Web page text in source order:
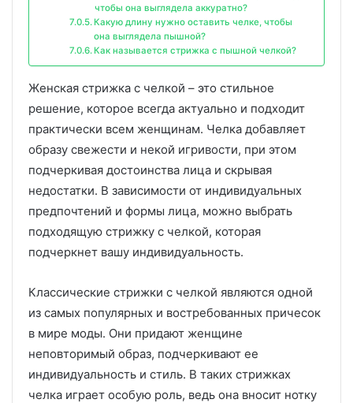
чтобы она выглядела аккуратно?
Какую длину нужно оставить челке, чтобы
она выглядела пышной?
Как называется стрижка с пышной челкой?
Женская стрижка с челкой – это стильное
решение, которое всегда актуально и подходит
практически всем женщинам. Челка добавляет
образу свежести и некой игривости, при этом
подчеркивая достоинства лица и скрывая
недостатки. В зависимости от индивидуальных
предпочтений и формы лица, можно выбрать
подходящую стрижку с челкой, которая
подчеркнет вашу индивидуальность.
Классические стрижки с челкой являются одной
из самых популярных и востребованных причесок
в мире моды. Они придают женщине
неповторимый образ, подчеркивают ее
индивидуальность и стиль. В таких стрижках
челка играет особую роль, ведь она вносит нотку